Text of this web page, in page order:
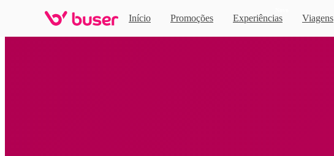
Início Promoções Experiências Viagens
Home